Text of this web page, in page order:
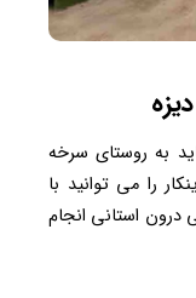
به روستای سرخه
را می توانید با
استانی انجام